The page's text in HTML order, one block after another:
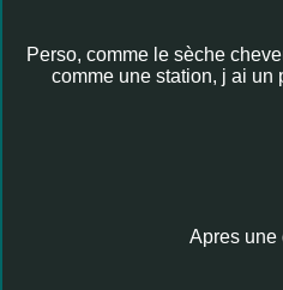
Perso, comme le sèche
comme une station, j ai un
Apres une